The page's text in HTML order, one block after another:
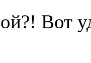
Вот